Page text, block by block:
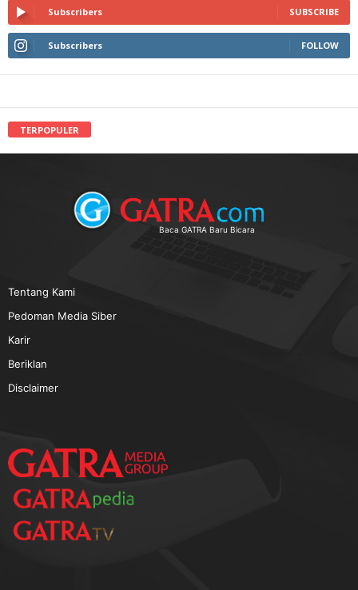
Subscribers SUBSCRIBE
Subscribers FOLLOW
TERPOPULER